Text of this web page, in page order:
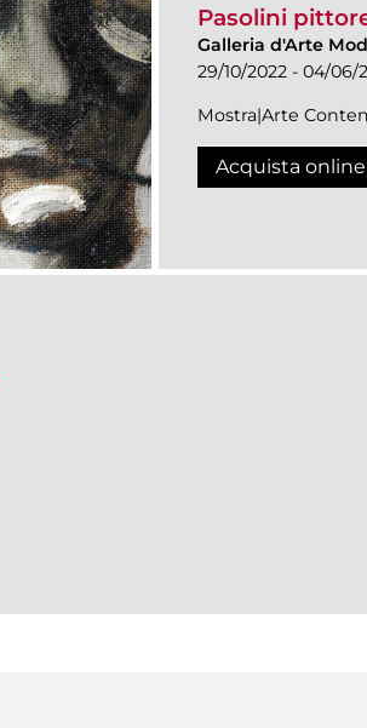
Pasolini
Galleria d'Arte
29/10/2022 - 04/06/
Mostra|Arte
Acquista online